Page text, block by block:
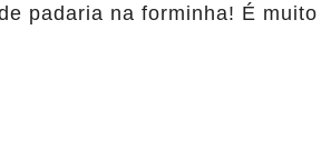
padaria na forminha! É muito